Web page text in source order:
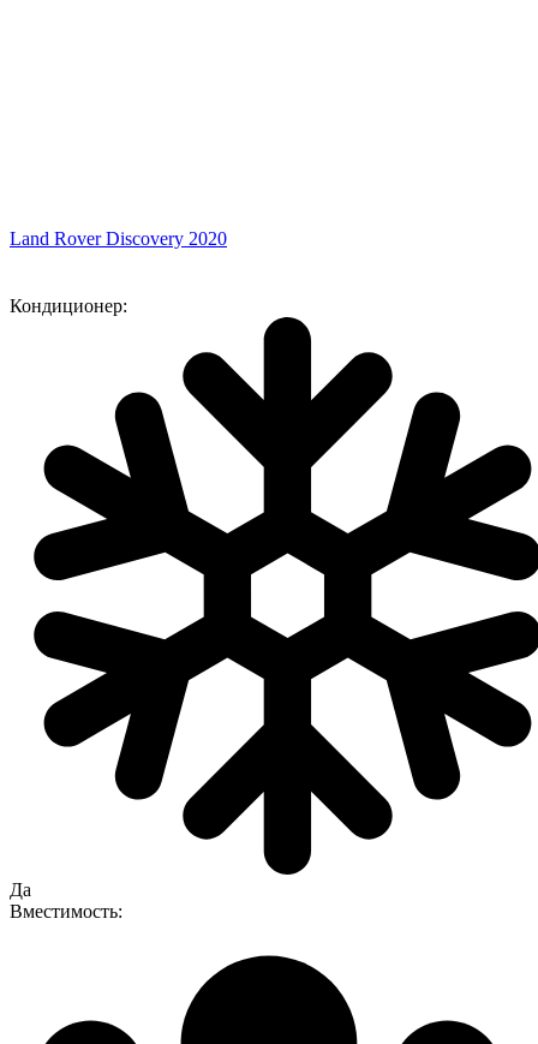
Land Rover Discovery 2020
Кондиционер:
Да
Вместимость: